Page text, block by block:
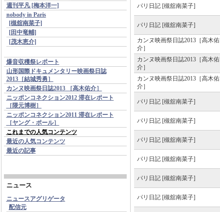
週刊平凡 [梅本洋一]
nobody in Paris
[槻舘南菜子]
[田中竜輔]
[茂木恵介]
爆音収穫祭レポート
山形国際ドキュメンタリー映画祭日誌
2013［結城秀勇］
カンヌ映画祭日誌2013 ［高木佑介］
ニッポンコネクション2012 滞在レポート
［隈元博樹］
ニッポンコネクション2011 滞在レポート
［ヤング・ポール］
これまでの人気コンテンツ
最近の人気コンテンツ
最近の記事
ニュース
ニュースアグリゲータ
配信元
パリ日記 [槻舘南菜子]
パリ日記 [槻舘南菜子]
カンヌ映画祭日誌2013［高木佑
介］
カンヌ映画祭日誌2013［高木佑
介］
カンヌ映画祭日誌2013［高木佑
介］
パリ日記 [槻舘南菜子]
パリ日記 [槻舘南菜子]
パリ日記 [槻舘南菜子]
パリ日記 [槻舘南菜子]
パリ日記 [槻舘南菜子]
パリ日記 [槻舘南菜子]